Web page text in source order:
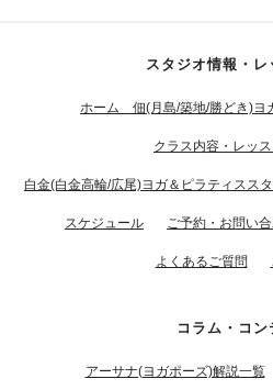
スタジオ情報・レ
ホーム 佃(月島/築地/勝どき)ヨ
クラス内容・レッ
白金(白金高輪/広尾)ヨガ＆ピラティスス
スケジュール ご予約・お問い
よくあるご質問
コラム・コン
アーサナ(ヨガポーズ)解説一覧